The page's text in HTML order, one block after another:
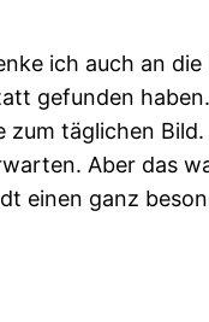
ich auch an
gefunden
zum täglichen
Aber das
einen ganz